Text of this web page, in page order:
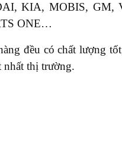
KIA, MOBIS, GM,
ONE…
đều có chất lượng
nhất thị trường.